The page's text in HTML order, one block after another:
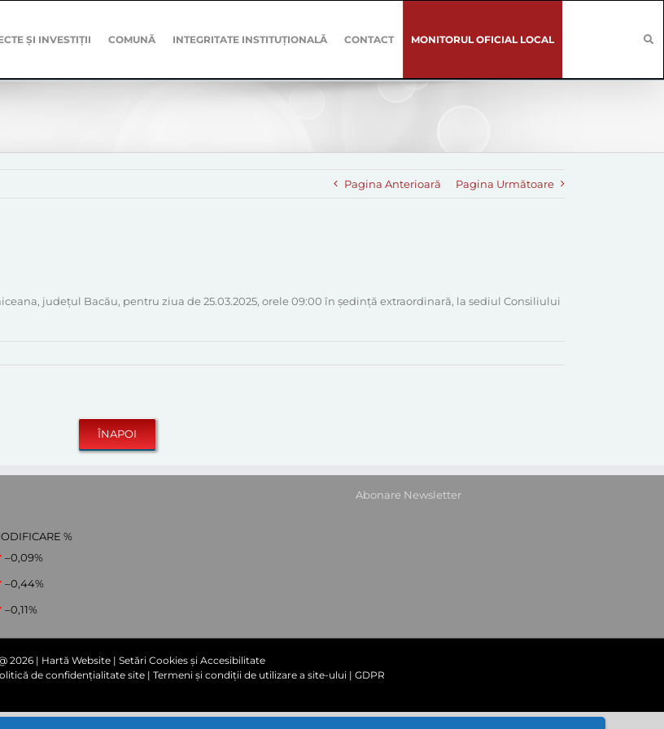
ȘI INVESTIȚII COMUNĂ INTEGRITATE INSTITUȚIONALĂ CONTACT MONITORUL OFICIAL LOCAL
Pagina Anterioară Pagina Următoare
județul Bacău, pentru ziua de 25.03.2025, orele 09:00 în ședință extraordinară, la sediul Consiliului
%
–0,09%
–0,44%
–0,11%
Abonare Newsletter
2026 | Hartă Website| Setări Cookies și Accesibilitate
de confidențialitate site| Termeni și condiții de utilizare a site-ului| GDPR